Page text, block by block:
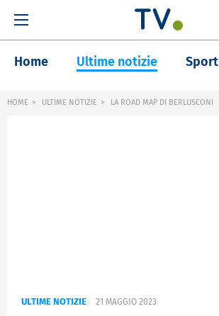
Home Ultime notizie Sport
HOME ULTIME NOTIZIE LA ROAD MAP DI BERLUSCONI
ULTIME NOTIZIE 21 MAGGIO 2023